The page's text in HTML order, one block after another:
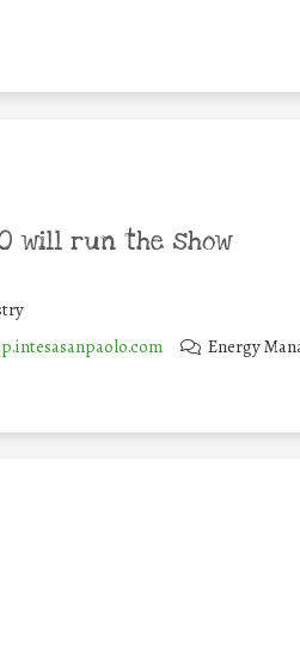
will run the show
Energy